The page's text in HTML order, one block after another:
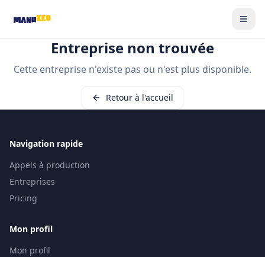
Entreprise non trouvée
Cette entreprise n'existe pas ou n'est plus disponible.
Retour à l'accueil
Navigation rapide
Appels à production
Entreprises
Pricing
Mon profil
Mon profil